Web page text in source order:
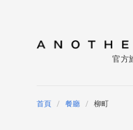
官方
首頁 餐廳 柳町